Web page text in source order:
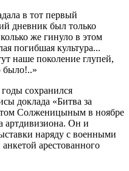
в тот первый
дневник был только
же гинуло в этом
погибшая культура...
наше поколение глупей,
было!..»
сохранился
доклада «Битва за
Солженицыным в ноябре
артдивизиона. Он и
наряду с военными
арестованного